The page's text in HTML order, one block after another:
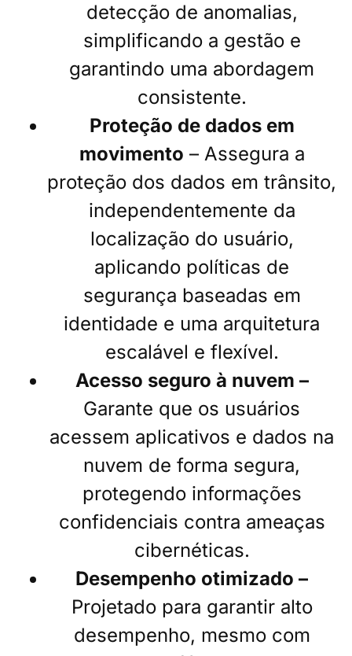
detecção de anomalias,
simplificando a gestão e
garantindo uma abordagem
consistente.
Proteção de dados em
movimento – Assegura a
proteção dos dados em trânsito,
independentemente da
localização do usuário,
aplicando políticas de
segurança baseadas em
identidade e uma arquitetura
escalável e flexível.
Acesso seguro à nuvem –
Garante que os usuários
acessem aplicativos e dados na
nuvem de forma segura,
protegendo informações
confidenciais contra ameaças
cibernéticas.
Desempenho otimizado –
Projetado para garantir alto
desempenho, mesmo com